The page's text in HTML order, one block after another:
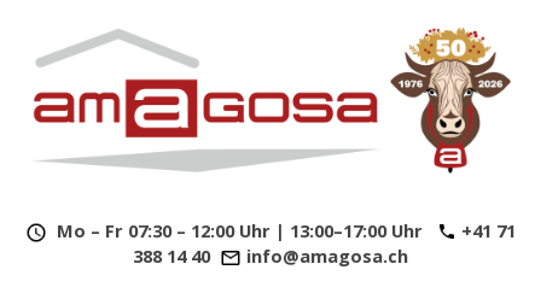
Mo – Fr 07:30 – 12:00 Uhr | 13:00–17:00 Uhr
+41 71
388 14 40
info@amagosa.ch